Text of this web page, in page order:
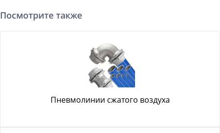
Посмотрите также
Пневмолинии сжатого воздуха